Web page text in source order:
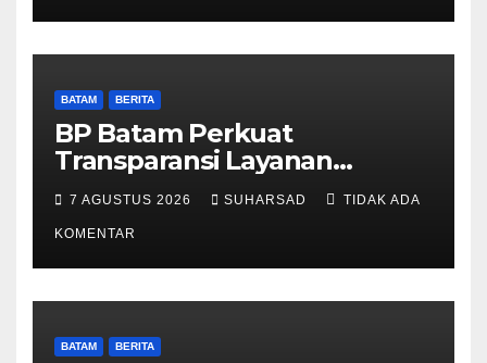
BATAM BERITA
BP Batam Perkuat
Transparansi Layanan
Pertanahan, Alokasi Tanah
Reguler Segera Hadir Melalui
LMS
7 AGUSTUS 2026 SUHARSAD TIDAK ADA
KOMENTAR
BATAM BERITA